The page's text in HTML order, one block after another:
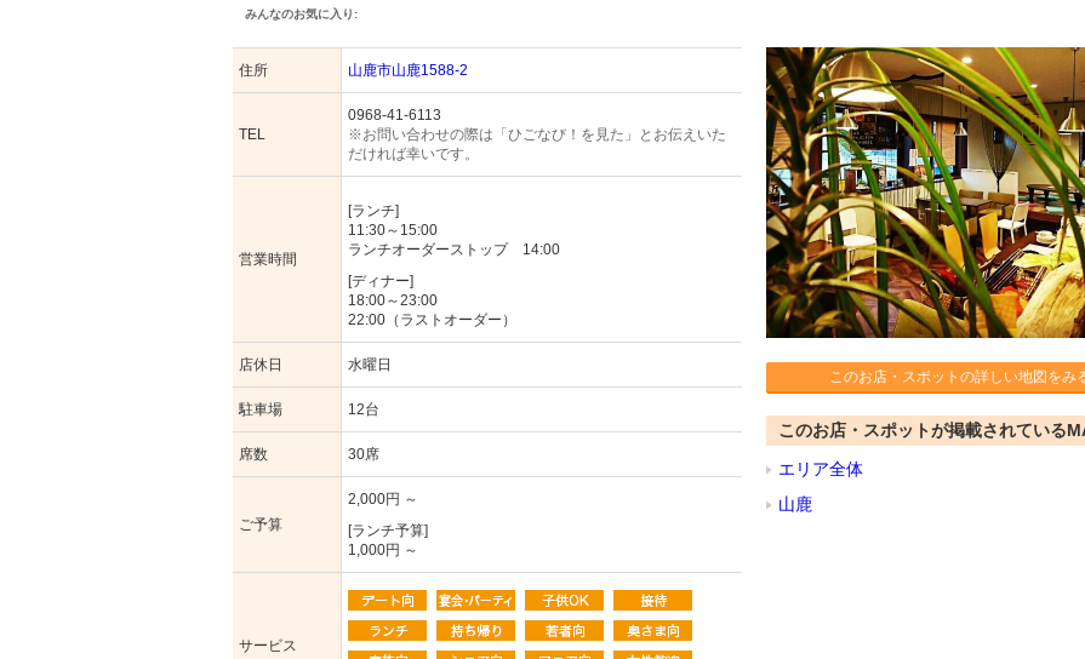
みんなのお気に入り:
住所 山鹿市山鹿1588-2
TEL
0968-41-6113
※お問い合わせの際は「ひごなび！を見た」とお伝えいた
だければ幸いです。
営業時間
[ランチ]
11:30～15:00
ランチオーダーストップ 14:00
[ディナー]
18:00～23:00
22:00（ラストオーダー）
店休日 水曜日
駐車場 12台
席数 30席
ご予算
2,000円 ～
[ランチ予算]
1,000円 ～
サービス
このお店・スポットの詳しい地図をみ
このお店・スポットが掲載されている
エリア全体
山鹿